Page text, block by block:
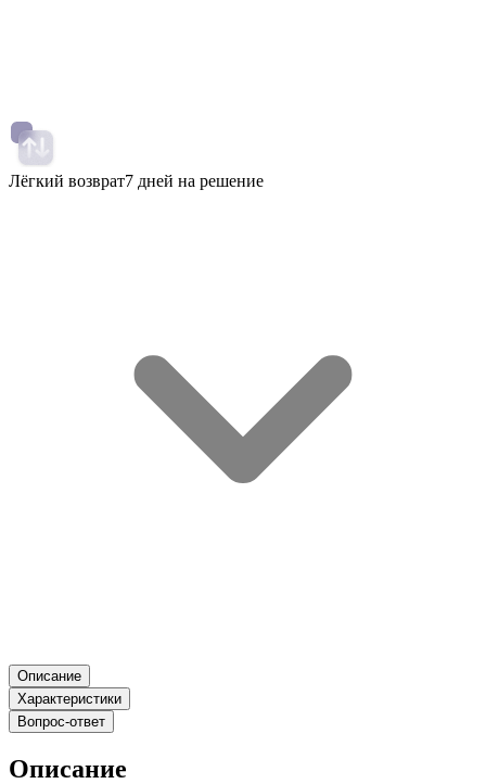
Лёгкий возврат7 дней на решение
Описание
Характеристики
Вопрос-ответ
Описание